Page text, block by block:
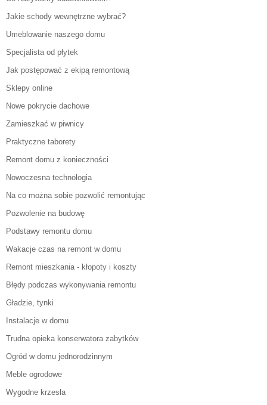
Jakie schody wewnętrzne wybrać?
Umeblowanie naszego domu
Specjalista od płytek
Jak postępować z ekipą remontową
Sklepy online
Nowe pokrycie dachowe
Zamieszkać w piwnicy
Praktyczne taborety
Remont domu z konieczności
Nowoczesna technologia
Na co można sobie pozwolić remontując
Pozwolenie na budowę
Podstawy remontu domu
Wakacje czas na remont w domu
Remont mieszkania - kłopoty i koszty
Błędy podczas wykonywania remontu
Gładzie, tynki
Instalacje w domu
Trudna opieka konserwatora zabytków
Ogród w domu jednorodzinnym
Meble ogrodowe
Wygodne krzesła